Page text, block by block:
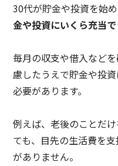
30代が貯金や投資を始
金や投資にいくら充当
毎月の収支や借入などを
慮したうえで貯金や投
必要があります。
例えば、老後のことだ
ても、目先の生活費を
がありません。